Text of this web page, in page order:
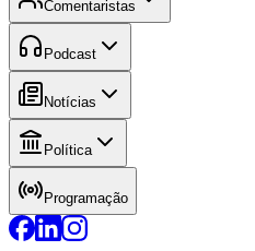
Comentaristas
Podcast
Notícias
Política
Programação